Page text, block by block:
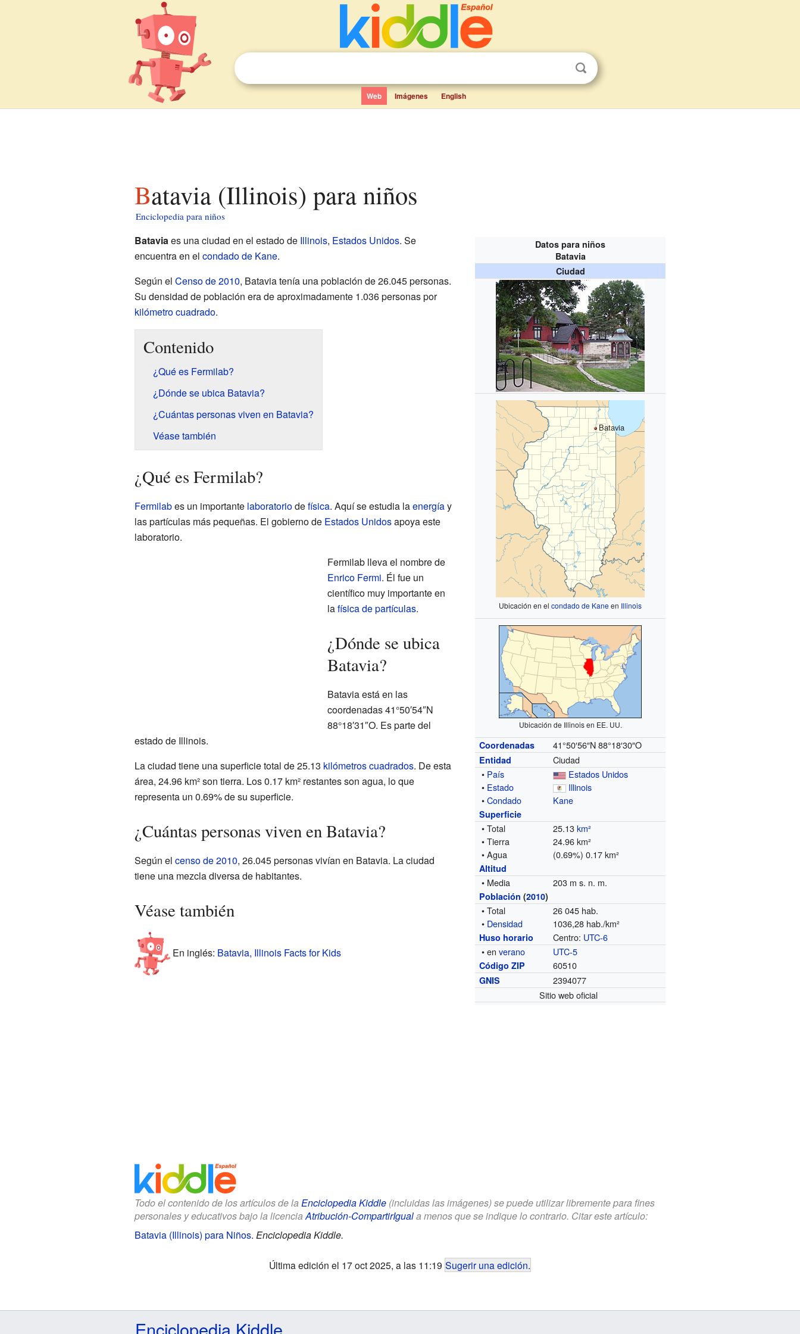
Web Imágenes English
Batavia (Illinois) para niños
Enciclopedia para niños
Datos para niños
Batavia
Ciudad
Batavia
Ubicación en elcondado de Kaneen Illinois
Ubicación de Illinois en EE. UU.
Coordenadas 41°50′56″N 88°18′30″O
Entidad
Ciudad
• País
Estados Unidos
• Estado
Illinois
•Condado Kane
Superficie
• Total 25.13km²
• Tierra
24.96 km²
• Agua
(0.69%) 0.17 km²
Altitud
• Media 203 m s. n. m.
Población (2010)
• Total
26 045 hab.
• Densidad 1036,28 hab./km²
Huso horario Centro: UTC-6
• enverano UTC-5
Código ZIP 60510
GNIS
2394077
Sitio web oficial
Bataviaes una ciudad en el estado de Illinois, Estados Unidos. Se
encuentra en el condado de Kane.
Según el Censo de 2010, Batavia tenía una población de 26.045 personas.
Su densidad de población era de aproximadamente 1.036 personas por
kilómetro cuadrado.
Contenido
¿Qué es Fermilab?
¿Dónde se ubica Batavia?
¿Cuántas personas viven en Batavia?
Véase también
¿Qué es Fermilab?
Fermilabes un importante laboratoriodefísica. Aquí se estudia laenergíay
las partículas más pequeñas. El gobierno de Estados Unidosapoya este
laboratorio.
Fermilab lleva el nombre de
Enrico Fermi. Él fue un
científico muy importante en
lafísica de partículas.
¿Dónde se ubica
Batavia?
Batavia está en las
coordenadas 41°50′54″N
88°18′31″O. Es parte del
estado de Illinois.
La ciudad tiene una superficie total de 25.13 kilómetros cuadrados. De esta
área, 24.96 km² son tierra. Los 0.17 km² restantes son agua, lo que
representa un 0.69% de su superficie.
¿Cuántas personas viven en Batavia?
Según el censo de 2010, 26.045 personas vivían en Batavia. La ciudad
tiene una mezcla diversa de habitantes.
Véase también
En inglés: Batavia, Illinois Facts for Kids
Todo el contenido de los artículos de la Enciclopedia Kiddle(incluidas las imágenes) se puede utilizar libremente para fines
personales y educativos bajo la licenciaAtribución-CompartirIguala menos que se indique lo contrario. Citar este artículo:
Batavia (Illinois) para Niños. Enciclopedia Kiddle.
Última edición el 17 oct 2025, a las 11:19 Sugerir una edición.
Enciclopedia Kiddle